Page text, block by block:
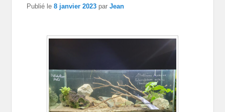
Publié le8 janvier 2023 parJean